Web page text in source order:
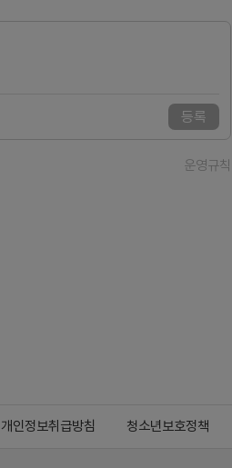
등록
운영규칙
개인정보취급방침 청소년보호정책